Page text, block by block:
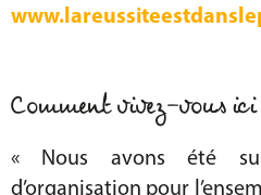
Comment vivez-vous
« Nous avons été
d’organisation pour